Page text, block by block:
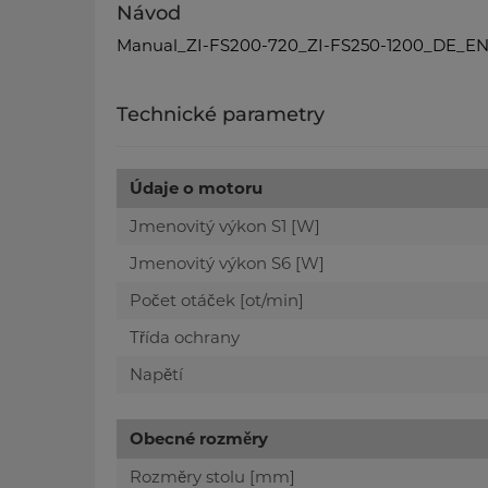
Návod
Manual_ZI-FS200-720_ZI-FS250-
Technické parametry
Údaje o motoru
Jmenovitý výkon S1 [W]
Jmenovitý výkon S6 [W]
Počet otáček [ot/min]
Třída ochrany
Napětí
Obecné rozměry
Rozměry stolu [mm]